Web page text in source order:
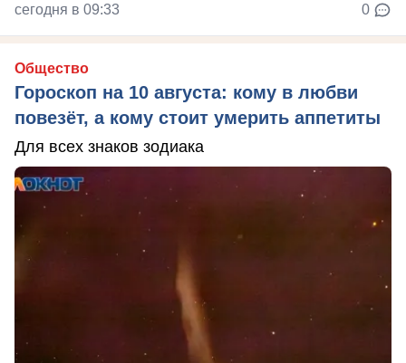
сегодня в 09:33 0
Общество
Гороскоп на 10 августа: кому в любви
повезёт, а кому стоит умерить аппетиты
Для всех знаков зодиака